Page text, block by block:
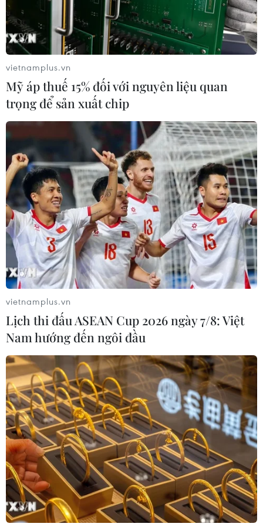
Hội nghị cấp cao châu Phi về chống khủng
bố khai mạc tại Kenya
11/07/2019 01:39
Hội nghị cấp cao khu vực châu Phi về chống chủ nghĩa
khủng bố nhằm kêu gọi nỗ lực chung ngăn chặn mối đe
dọa đối với sự phát triển, hòa bình và ổn định của châu
lục.
Lực lượng dặc nhiệm Ai Cập và Mỹ diễn
tập chống khủng bố
vietnamplus.vn
Mỹ áp thuế 15% đối với nguyên liệu quan
trọng để sản xuất chip
vietnamplus.vn
Lịch thi đấu ASEAN Cup 2026 ngày 7/8: Việt
Nam hướng đến ngôi đầu